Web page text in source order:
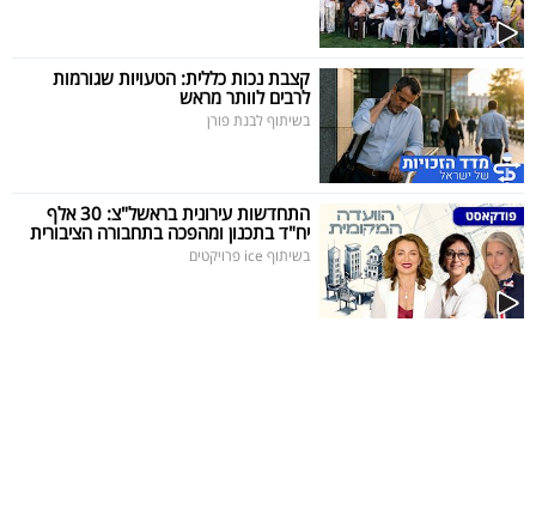
40
שיתופי
פעולה
דרושים
ניוזלטרים
קצבת נכות כללית: הטעויות שגורמות
לרבים לוותר מראש
בשיתוף לבנת פורן
התחדשות עירונית בראשל"צ: 30 אלף
יח"ד בתכנון ומהפכה בתחבורה הציבורית
בשיתוף ice פרויקטים